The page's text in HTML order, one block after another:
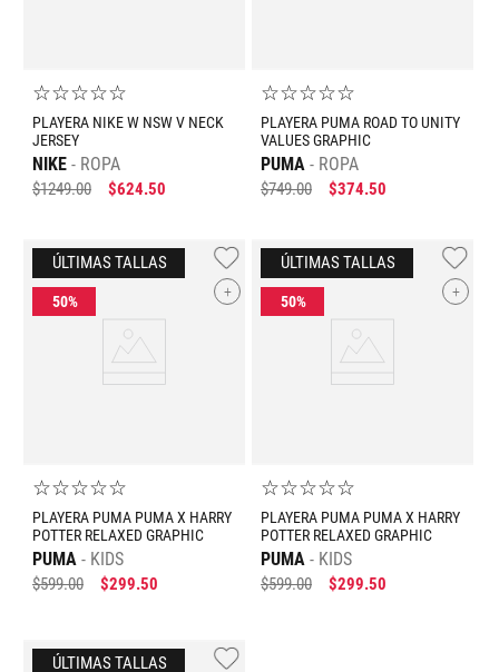
☆☆☆☆☆
PLAYERA NIKE W NSW V NECK
JERSEY
NIKE ROPA
$1249.00 $624.50
☆☆☆☆☆
PLAYERA PUMA ROAD TO UNITY
VALUES GRAPHIC
PUMA ROPA
$749.00 $374.50
+
☆☆☆☆☆
PLAYERA PUMA PUMA X HARRY
POTTER RELAXED GRAPHIC
PUMA KIDS
$599.00 $299.50
+
☆☆☆☆☆
PLAYERA PUMA PUMA X HARRY
POTTER RELAXED GRAPHIC
PUMA KIDS
$599.00 $299.50